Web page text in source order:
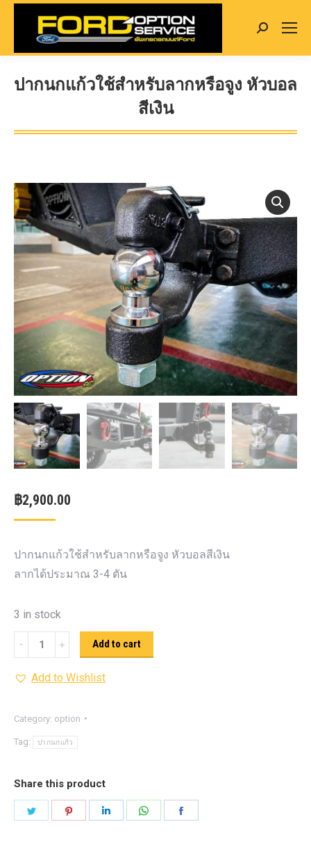
Search:
ปากนกแก้วใช้สำหรับลากหรือจูง หัวบอล
สีเงิน
You are here:
฿2,900.00
ปากนกแก้วใช้สำหรับลากหรือจูง หัวบอลสีเงิน
ลากได้ประมาณ 3-4 ตัน
3 in stock
ปากนก
แก้ว
ใช้
ลาก
หรือ
Add to cart
Add to Wishlist
Category: option
Tag: ปากนกแก้ว
Share this product